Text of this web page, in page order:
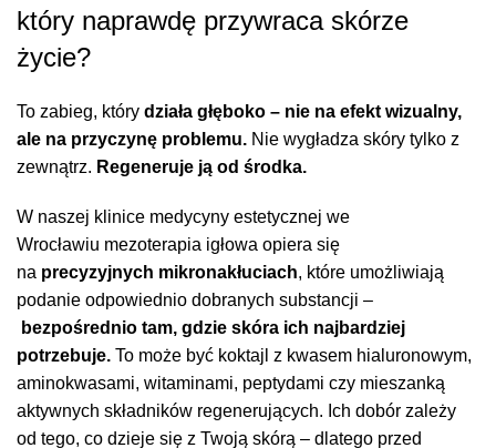
który naprawdę przywraca skórze
życie?
To zabieg, który działa głęboko – nie na efekt wizualny,
ale na przyczynę problemu. Nie wygładza skóry tylko z
zewnątrz. Regeneruje ją od środka.
W naszej klinice medycyny estetycznej we
Wrocławiu mezoterapia igłowa opiera się
na precyzyjnych mikronakłuciach, które umożliwiają
podanie odpowiednio dobranych substancji –
bezpośrednio tam, gdzie skóra ich najbardziej
potrzebuje. To może być koktajl z kwasem hialuronowym,
aminokwasami, witaminami, peptydami czy mieszanką
aktywnych składników regenerujących. Ich dobór zależy
od tego, co dzieje się z Twoją skórą – dlatego przed